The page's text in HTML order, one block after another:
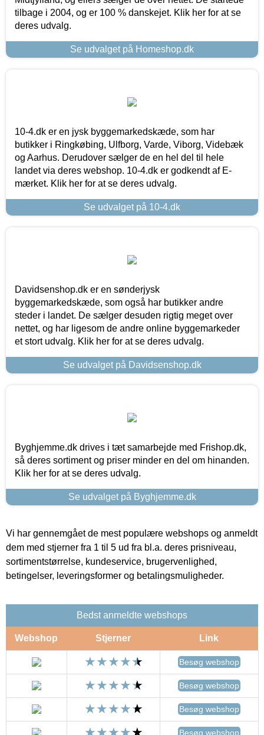
tilbage i 2004, og er 100 % danskejet. Klik her for at se
deres udvalg.
Se udvalget på Homeshop.dk
10-4.dk er en jysk byggemarkedskæde, som har
butikker i Ringkøbing, Ulfborg, Varde, Viborg, Videbæk
og Aarhus. Derudover sælger de en hel del til hele
landet via deres webshop. 10-4.dk er godkendt af E-
mærket. Klik her for at se deres udvalg.
Se udvalget på 10-4.dk
Davidsenshop.dk er en sønderjysk
byggemarkedskæde, som også har butikker andre
steder i landet. De sælger desuden rigtig meget over
nettet, og har ligesom de andre online byggemarkeder
et stort udvalg. Klik her for at se deres udvalg.
Se udvalget på Davidsenshop.dk
Byghjemme.dk drives i tæt samarbejde med Frishop.dk,
så deres sortiment og priser minder en del om hinanden.
Klik her for at se deres udvalg.
Se udvalget på Byghjemme.dk
Vi har gennemgået de mest populære webshops og anmeldt
dem med stjerner fra 1 til 5 ud fra bl.a. deres prisniveau,
sortimentstørrelse, kundeservice, brugervenlighed,
betingelser, leveringsformer og betalingsmuligheder.
Bedst anmeldte webshops
Webshop Stjerner Link
Besøg webshop
Besøg webshop
Besøg webshop
Besøg webshop